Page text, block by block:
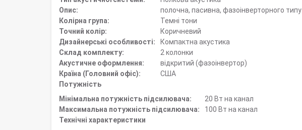
Опис:
полочна, пасивна, фазоінверторного типу
Колірна група:
Темні тони
Точний колір:
Коричневий
Дизайнерські особливості:
Компактна акустика
Склад комплекту:
2 колонки
Акустичне оформлення:
відкритий (фазоінвертор)
Країна (Головний офіс):
США
Потужність
Мінімальна потужність підсилювача:
20 Вт на канал
Максимальна потужність підсилювача:
100 Вт на канал
Технічні характеристики